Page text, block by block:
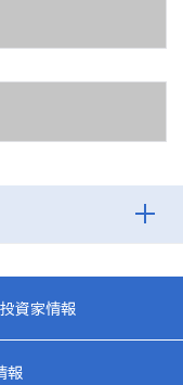
投資家情報
報